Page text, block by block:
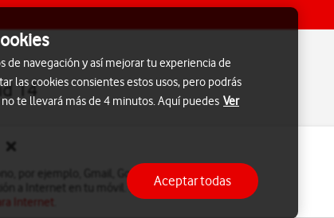
14
por ejemplo, Gmail, Google Play y Google+.
a Internet en tu móvil. Si no tienes, puedes
Internet
de navegación y así mejorar tu experiencia de
las cookies consientes estos usos, pero podrás
te llevará más de 4 minutos. Aquí puedes Ver
Aceptar todas